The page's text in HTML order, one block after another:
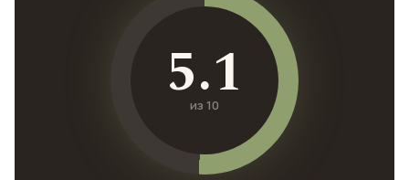
5.1
из 10